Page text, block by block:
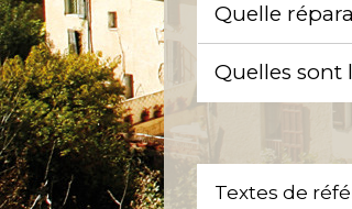
Quelle
Quelles sont
Textes de